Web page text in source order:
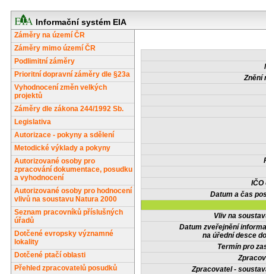
Informační systém EIA
Záměry na území ČR
Záměry mimo území ČR
Podlimitní záměry
Prioritní dopravní záměry dle §23a
Vyhodnocení změn velkých
projektů
Záměry dle zákona 244/1992 Sb.
Legislativa
Autorizace - pokyny a sdělení
Metodické výklady a pokyny
Autorizované osoby pro
zpracování dokumentace, posudku
a vyhodnocení
Autorizované osoby pro hodnocení
vlivů na soustavu Natura 2000
Seznam pracovníků příslušných
úřadů
Dotčené evropsky významné
lokality
Dotčené ptačí oblasti
Přehled zpracovatelů posudků
Znění
IČO
Datum a čas
Vliv na
Datum zveřejnění
na úřední desce
Termín pro
Zpracovatel -